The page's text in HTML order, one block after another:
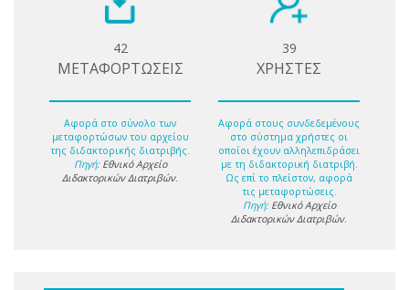
42
ΜΕΤΑΦΟΡΤΩΣΕΙΣ
Αφορά στο σύνολο των
μεταφορτώσων του αρχείου
της διδακτορικής διατριβής.
Πηγή: Εθνικό Αρχείο
Διδακτορικών Διατριβών.
39
ΧΡΗΣΤΕΣ
Αφορά στους συνδεδεμένους
στο σύστημα χρήστες οι
οποίοι έχουν αλληλεπιδράσει
με τη διδακτορική διατριβή.
Ως επί το πλείστον, αφορά
τις μεταφορτώσεις.
Πηγή: Εθνικό Αρχείο
Διδακτορικών Διατριβών.